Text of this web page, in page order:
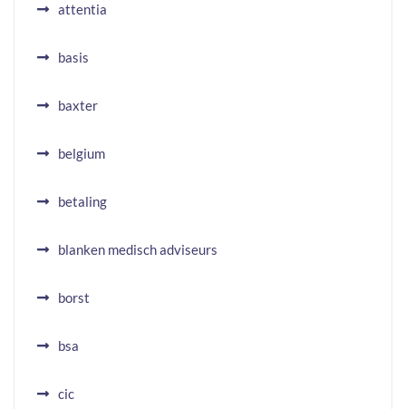
attentia
basis
baxter
belgium
betaling
blanken medisch adviseurs
borst
bsa
cic